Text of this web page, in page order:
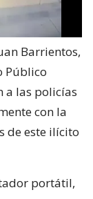
Barrientos,
Público
a las policías
con la
de este ilícito
portátil,